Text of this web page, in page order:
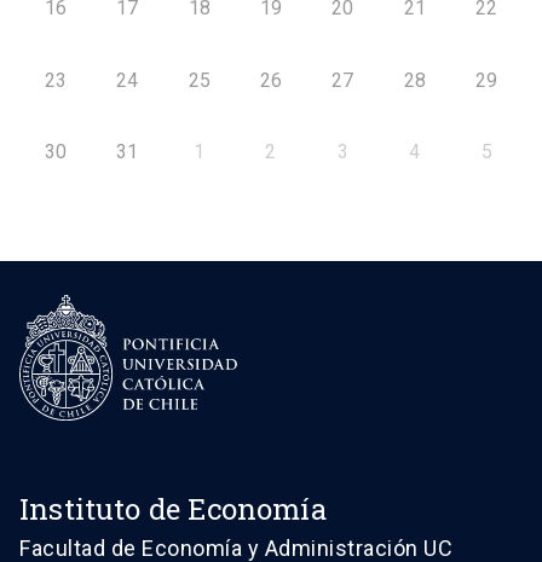
16 17 18 19 20 21 22
23 24 25 26 27 28 29
30 31 1 2 3 4 5
Instituto de Economía
Facultad de Economía y Administración UC